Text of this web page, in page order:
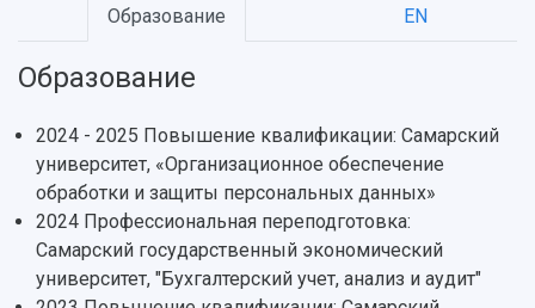
НАЗАД
Об университете
История
Ключевые факты
Новости
Главные новости
Бортжурнал
Образование
Почему я выбираю Самарский университет?
Абитуриенту
Научно-исследовательская деятельность
Основные научные направления
Научные школы и ведущие научные коллективы
Образование EN
Образование
2024 - 2025 Повышение квалификации: Самарский
университет, «Организационное обеспечение
обработки и защиты персональных данных»
2024 Профессиональная переподготовка:
Самарский государственный экономический
университет, "Бухгалтерский учет, анализ и аудит"